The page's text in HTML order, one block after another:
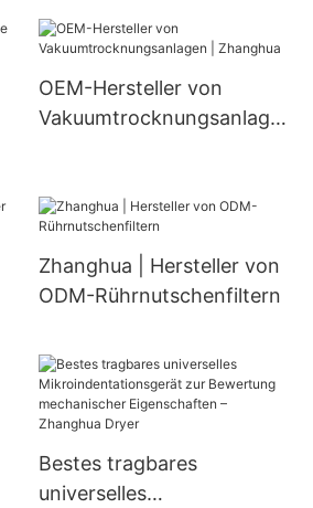
Rechentrockner aus
Edelstahl mit Paddel
OEM-Hersteller von
Vakuumtrocknungsanlage
Zhanghua | Hersteller von
ODM-Rührnutschenfiltern
Bestes tragbares
universelles